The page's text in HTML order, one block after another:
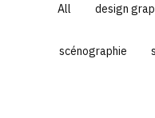
All design
scénographie